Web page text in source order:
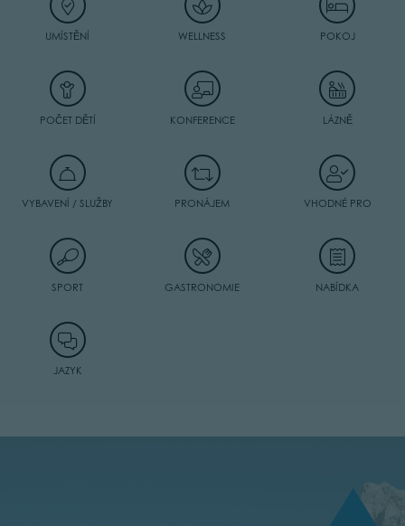
UMÍSTĚNÍ WELLNESS POKOJ
POČET DĚTÍ KONFERENCE LÁZNĚ
VYBAVENÍ / SLUŽBY PRONÁJEM VHODNÉ PRO
SPORT GASTRONOMIE NABÍDKA
JAZYK